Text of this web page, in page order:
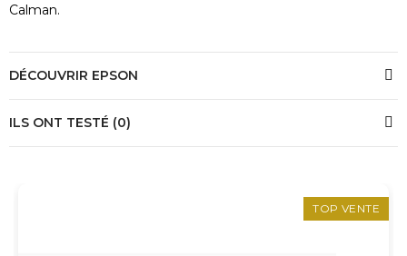
Calman.
DÉCOUVRIR EPSON
ILS ONT TESTÉ (0)
TOP VENTE